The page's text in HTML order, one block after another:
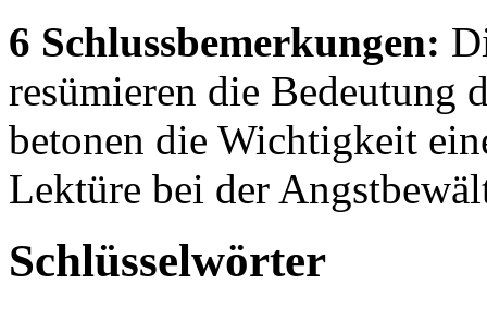
6 Schlussbemerkungen:
resümieren die Bedeutung
betonen die Wichtigkeit
Lektüre bei der
Schlüsselwörter